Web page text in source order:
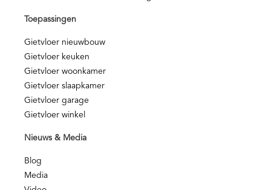
Toepassingen
Gietvloer nieuwbouw
Gietvloer keuken
Gietvloer woonkamer
Gietvloer slaapkamer
Gietvloer garage
Gietvloer winkel
Nieuws & Media
Blog
Media